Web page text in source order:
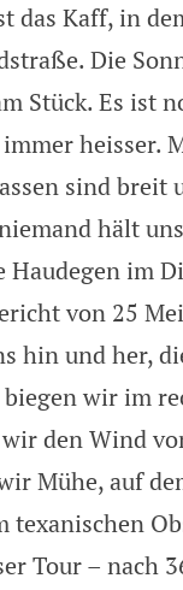
das Kaff, in
Die
Stück. Es ist
heisser.
sind breit
hält
Haudegen im
von 25
hin und her,
wir im
den Wind
Mühe, auf
texanischen
Tour – nach